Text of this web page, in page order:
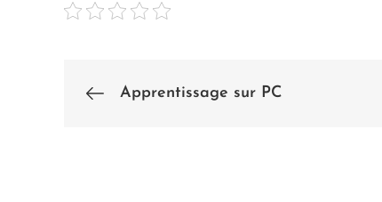
Post
Apprentissage sur PC